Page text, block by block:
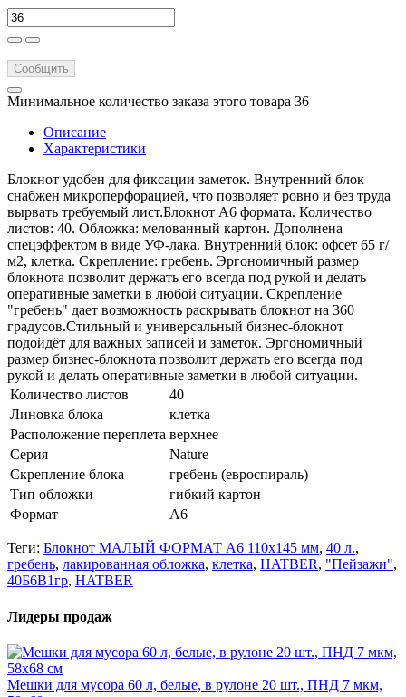
Сообщить
Минимальное количество заказа этого товара 36
Описание
Характеристики
Блокнот удобен для фиксации заметок. Внутренний блок
снабжен микроперфорацией, что позволяет ровно и без труда
вырвать требуемый лист.Блокнот А6 формата. Количество
листов: 40. Обложка: мелованный картон. Дополнена
спецэффектом в виде УФ-лака. Внутренний блок: офсет 65 г/
м2, клетка. Скрепление: гребень. Эргономичный размер
блокнота позволит держать его всегда под рукой и делать
оперативные заметки в любой ситуации. Скрепление
"гребень" дает возможность раскрывать блокнот на 360
градусов.Стильный и универсальный бизнес-блокнот
подойдёт для важных записей и заметок. Эргономичный
размер бизнес-блокнота позволит держать его всегда под
рукой и делать оперативные заметки в любой ситуации.
Количество листов
40
Линовка блока
клетка
Расположение переплета верхнее
Серия
Nature
Скрепление блока
гребень (евроспираль)
Тип обложки
гибкий картон
Формат
А6
Теги: Блокнот МАЛЫЙ ФОРМАТ А6 110х145 мм, 40 л.,
гребень, лакированная обложка, клетка, HATBER, "Пейзажи",
40Б6B1гр, HATBER
Лидеры продаж
Мешки для мусора 60 л, белые, в рулоне 20 шт., ПНД 7 мкм,